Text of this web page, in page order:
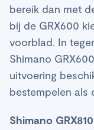
bereik dan met
bij de GRX600
voorblad. In
Shimano
uitvoering
bestempelen als
Shimano